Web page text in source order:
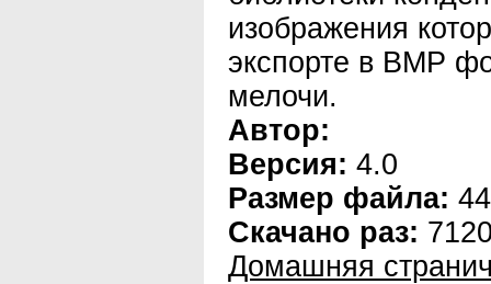
изображения
экспорте в BMP
мелочи.
Автор:
Версия: 4.0
Размер файла:
Скачано раз:
Домашняя